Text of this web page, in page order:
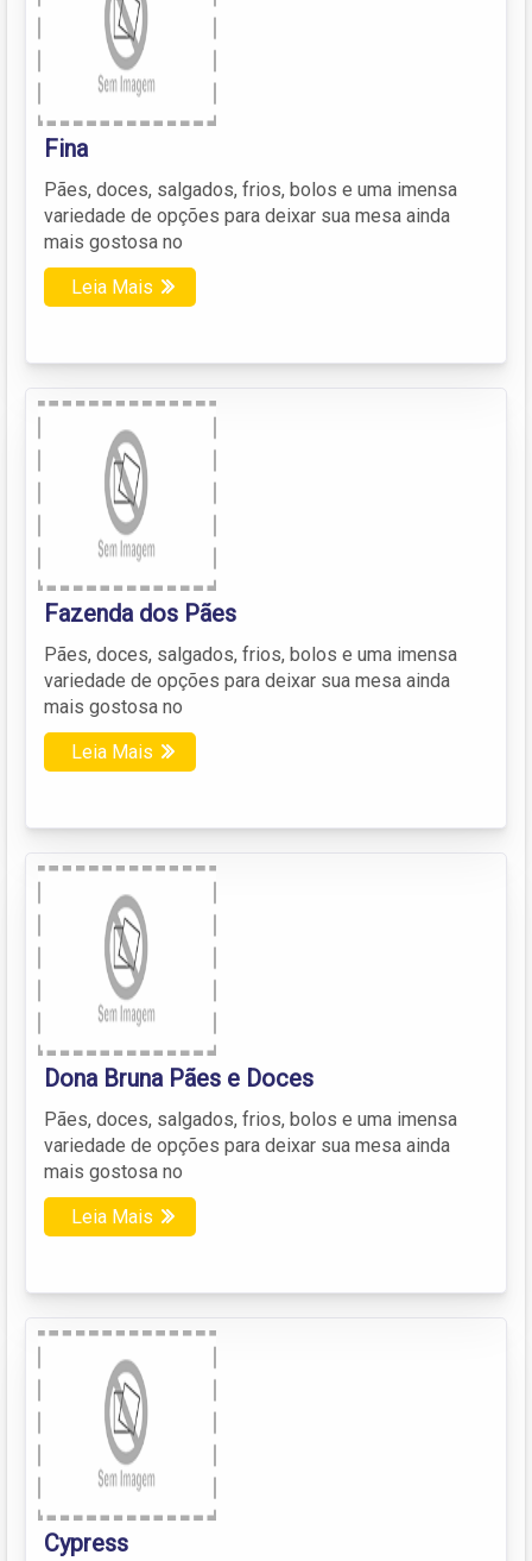
Fina
Pães, doces, salgados, frios, bolos e uma imensa
variedade de opções para deixar sua mesa ainda
mais gostosa no
Leia Mais
Fazenda dos Pães
Pães, doces, salgados, frios, bolos e uma imensa
variedade de opções para deixar sua mesa ainda
mais gostosa no
Leia Mais
Dona Bruna Pães e Doces
Pães, doces, salgados, frios, bolos e uma imensa
variedade de opções para deixar sua mesa ainda
mais gostosa no
Leia Mais
Cypress